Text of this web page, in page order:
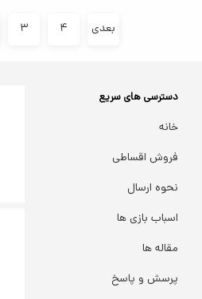
۳ ۴ بعدی
دسترسی های سریع
خانه
فروش اقساطی
نحوه ارسال
اسباب بازی ها
مقاله ها
پرسش و پاسخ